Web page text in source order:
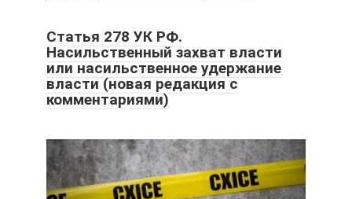
Статья 278 УК РФ.
Насильственный захват власти
или насильственное удержание
власти (новая редакция с
комментариями)